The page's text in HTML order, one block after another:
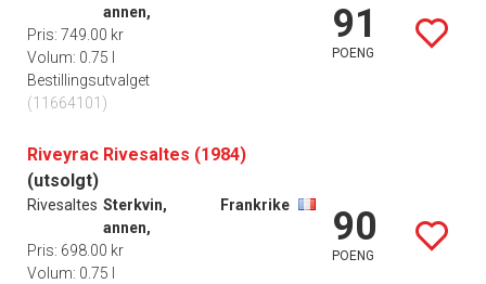
annen,
Pris: 749.00 kr
Volum: 0.75 l
Bestillingsutvalget
(11664101)
91
POENG
Riveyrac Rivesaltes (1984)
(utsolgt)
Rivesaltes Sterkvin,
annen,
Frankrike
Pris: 698.00 kr
Volum: 0.75 l
90
POENG